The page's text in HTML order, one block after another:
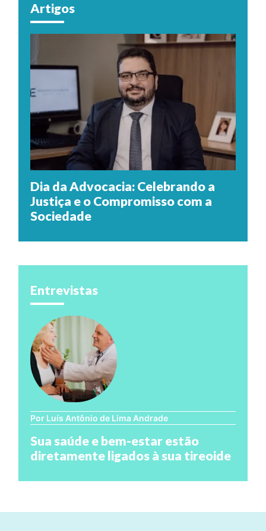
Artigos
Dia da Advocacia: Celebrando a
Justiça e o Compromisso com a
Sociedade
Entrevistas
Por Luís Antônio de Lima Andrade
Sua saúde e bem-estar estão
diretamente ligados à sua tireoide